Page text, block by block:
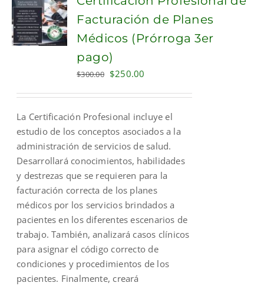
ADD TO
Facturación de Planes
Médicos (Prórroga 3er
pago)
$300.00 Original
$300.00.
$250.00
$250.00.
La Certificación Profesional incluye el
estudio de los conceptos asociados a la
administración de servicios de salud.
Desarrollará conocimientos, habilidades
y destrezas que se requieren para la
facturación correcta de los planes
médicos por los servicios brindados a
pacientes en los diferentes escenarios de
trabajo. También, analizará casos clínicos
para asignar el código correcto de
condiciones y procedimientos de los
pacientes. Finalmente, creará